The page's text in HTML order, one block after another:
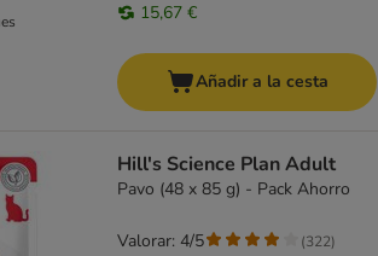
15,67 €
Añadir a la cesta
Hill's Science Plan Adult
Pavo (48 x 85 g) - Pack Ahorro
Valorar: 4/5 (322)